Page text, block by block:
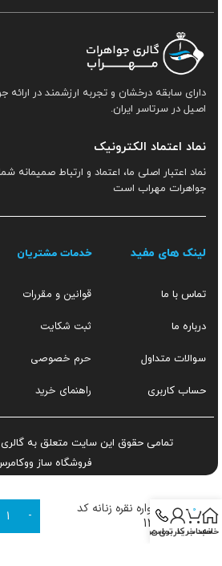
دارای سابقه درخشان و تجربه ارزشمند در ارائه
اصیل در سرتاسر ایران.
نماد اعتماد الکترونیک
نماد اعتبار اصلی ما، اعتماد و ارتباط صمیمانه
جواهرات مهراب است
لینک های مفید
تماس با ما
درباره ما
سوالات متداول
حساب کاربری
خدمات مشتریان
قوانین و مقررات
ثبت شکایت
حرم خصوصی
راهنمای خرید
تمامی حقوق این سایت متعلق به
فروشگاه ساز
گوشواره نقره زنانه کد
1375
خانه
0
سبد خرید
حساب کاربری من
تماس